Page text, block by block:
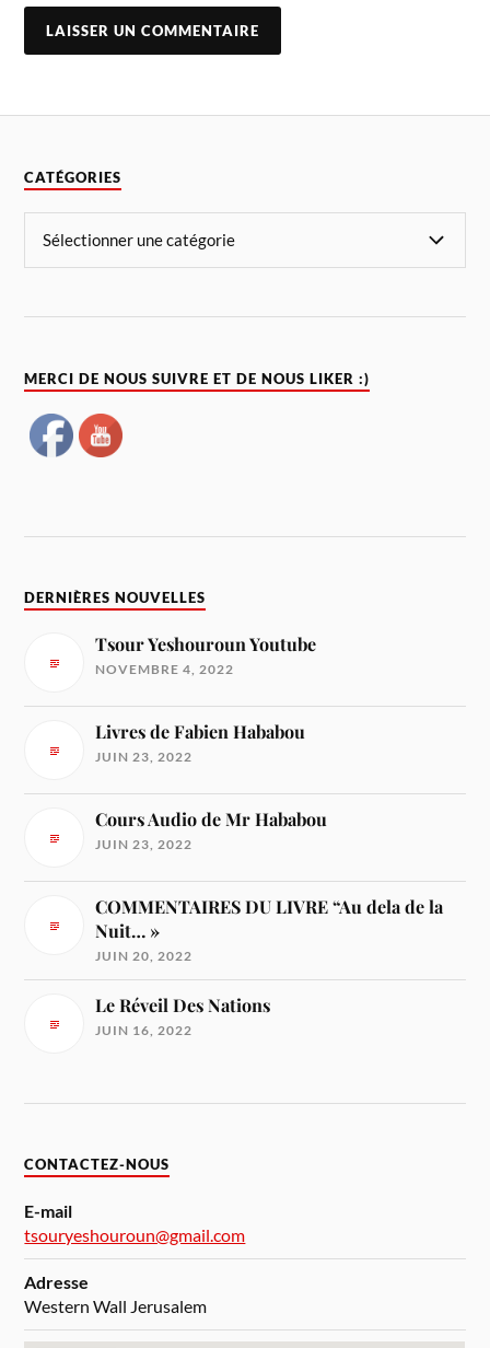
CATÉGORIES
MERCI DE NOUS SUIVRE ET DE NOUS LIKER :)
DERNIÈRES NOUVELLES
Tsour Yeshouroun Youtube
NOVEMBRE 4, 2022
Livres de Fabien Hababou
JUIN 23, 2022
Cours Audio de Mr Hababou
JUIN 23, 2022
COMMENTAIRES DU LIVRE “Au dela de la
Nuit… »
JUIN 20, 2022
Le Réveil Des Nations
JUIN 16, 2022
CONTACTEZ-NOUS
E-mail
tsouryeshouroun@gmail.com
Adresse
Western Wall Jerusalem